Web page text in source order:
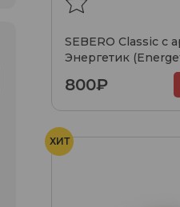
SEBERO Classic с
Энергетик
800₽
ХИТ